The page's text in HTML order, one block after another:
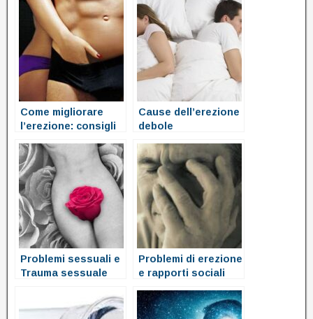
erezione
Come migliorare
l’erezione: consigli
Cause dell’erezione
debole
Problemi sessuali e
Trauma sessuale
Problemi di erezione
e rapporti sociali